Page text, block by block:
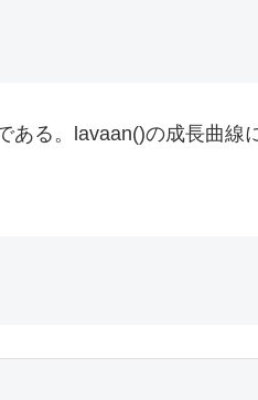
ある。lavaan()の成長曲線